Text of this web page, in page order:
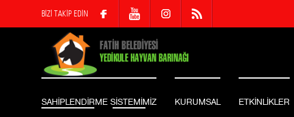
BİZİ TAKİP EDİN
SAHİPLENDİRME SİSTEMİMİZ KURUMSAL ETKİNLİKLER